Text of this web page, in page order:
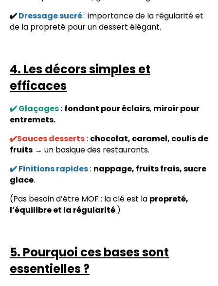
✔️Dressage sucré: importance de la régularité et
de la propreté pour un dessert élégant.
4. Les décors simples et
efficaces
✔️ Glaçages: fondant pour éclairs, miroir pour
entremets.
✔️Sauces desserts: chocolat, caramel, coulis de
fruits → un basique des restaurants.
✔️ Finitions rapides: nappage, fruits frais, sucre
glace.
(Pas besoin d’être MOF : la clé est la propreté,
l’équilibre et la régularité.)
5. Pourquoi ces bases sont
essentielles ?